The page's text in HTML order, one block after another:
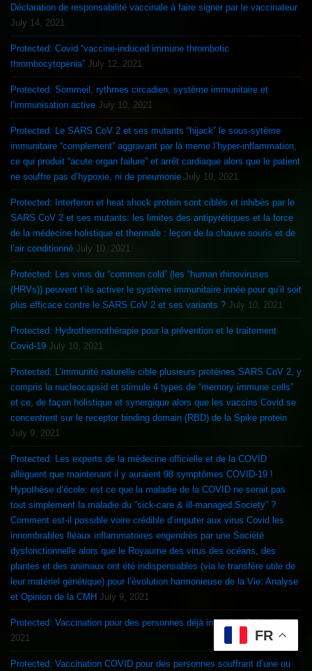
Déclaration de responsabilité vaccinale à faire signer par le vaccinateur
July 14, 2021
Protected: Covid “vaccine-induced immune thrombotic
thrombocytopenia” July 12, 2021
Protected: Sommeil, rythmes circadien, système immunitaire et
l’immunisation active July 10, 2021
Protected: Le SARS CoV 2 et ses mutants “hijack” le sous-sytème
immunitaire “complement” aggravant par là meme l’hyper-inflammation,
ce qui produit “acute organ failure” et arrêt cardiaque alors que le patient
ne souffre pas d’hypoxie, ni de pneumonie July 10, 2021
Protected: Interferon et heat shock protein sont ciblés et inhibés par le
SARS CoV 2 et ses mutants: les limites des antipyrétiques et la force
de la médecine holistique et thermale : leçon de la chauve souris et de
l’air conditionné July 10, 2021
Protected: Les virus du “common cold” (les “human rhinoviruses
(HRVs)) peuvent t’ils activer le système immunitaire innée pour qu’il soit
plus efficace contre le SARS CoV 2 et ses variants ? July 10, 2021
Protected: Hydrothermothérapie pour la prévention et le traitement
Covid-19 July 10, 2021
Protected: L’immunité naturelle cible plusieurs protéines SARS CoV 2, y
compris la nucleocapsid et stimule 4 types de “memory immune cells”
et ce, de façon holistique et synergique alors que les vaccins Covid se
concentrent sur le receptor binding domain (RBD) de la Spike protein
July 9, 2021
Protected: Les experts de la médecine officielle et de la COVID
allèguent que maintenant il y auraient 98 symptômes COVID-19 !
Hypothèse d’école: est ce que la maladie de la COVID ne serait pas
tout simplement la maladie du “sick-care & ill-managed Society” ?
Comment est-il possible voire crédible d’imputer aux virus Covid les
innombrables fléaux inflammatoires engendrés par une Société
dysfonctionnelle alors que le Royaume des virus des océans, des
plantes et des animaux ont été indispensables (via le transfère utile de
leur matériel génétique) pour l’évolution harmonieuse de la Vie: Analyse
et Opinion de la CMH July 9, 2021
Protected: Vaccination pour des personnes déjà infectées ? July 9,
2021
Protected: Vaccination COVID pour des personnes souffrant d’une ou
FR